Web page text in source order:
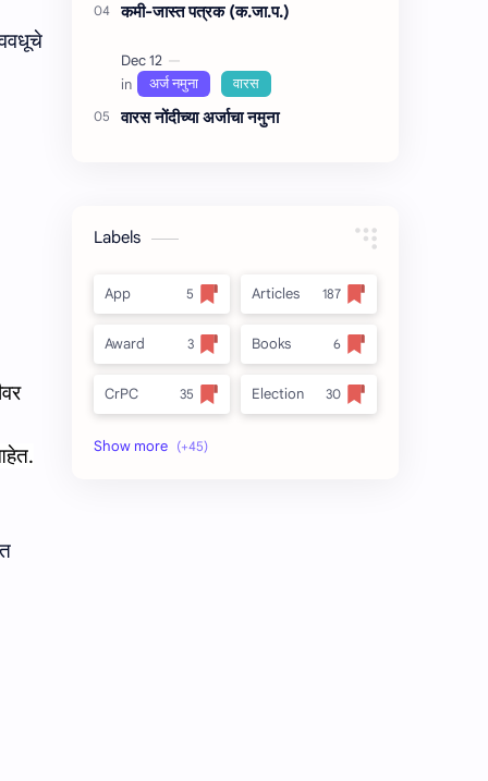
कमी-जास्त पत्रक (क.जा.प.)
वारस नोंदीच्‍या अर्जाचा नमुना
Labels
App Articles
Award Books
CrPC Election
Forest